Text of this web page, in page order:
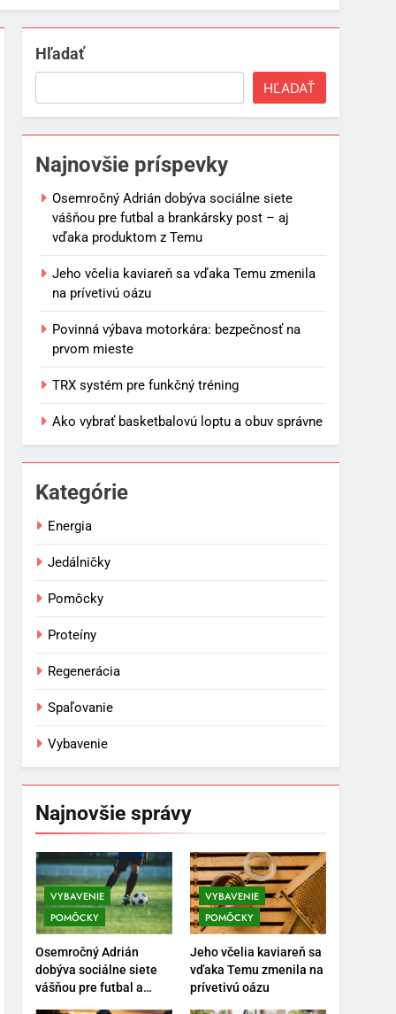
Hľadať
HĽADAŤ
Najnovšie príspevky
Osemročný Adrián dobýva sociálne siete
vášňou pre futbal a brankársky post – aj
vďaka produktom z Temu
Jeho včelia kaviareň sa vďaka Temu zmenila
na prívetivú oázu
Povinná výbava motorkára: bezpečnosť na
prvom mieste
TRX systém pre funkčný tréning
Ako vybrať basketbalovú loptu a obuv správne
Kategórie
Energia
Jedálničky
Pomôcky
Proteíny
Regenerácia
Spaľovanie
Vybavenie
Najnovšie správy
VYBAVENIE
POMÔCKY
Osemročný Adrián
dobýva sociálne siete
vášňou pre futbal a
VYBAVENIE
POMÔCKY
Jeho včelia kaviareň sa
vďaka Temu zmenila na
prívetivú oázu
5
Ako vybrať basketbalovú
loptu a obuv správne
POMÔCKY VYBAVENIE